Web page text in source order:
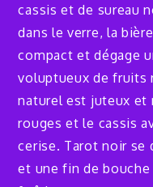
cassis et de sureau
dans le verre, la
compact et dégage
voluptueux de fruits
naturel est juteux et
rouges et le cassis
cerise. Tarot noir se
et une fin de